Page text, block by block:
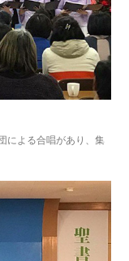
による合唱があり、集